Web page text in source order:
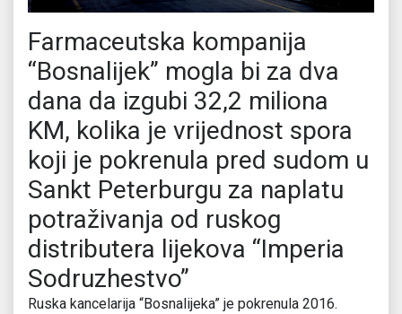
Farmaceutska kompanija
“Bosnalijek” mogla bi za dva
dana da izgubi 32,2 miliona
KM, kolika je vrijednost spora
koji je pokrenula pred sudom u
Sankt Peterburgu za naplatu
potraživanja od ruskog
distributera lijekova “Imperia
Sodruzhestvo”
Ruska kancelarija “Bosnalijeka” je pokrenula 2016.